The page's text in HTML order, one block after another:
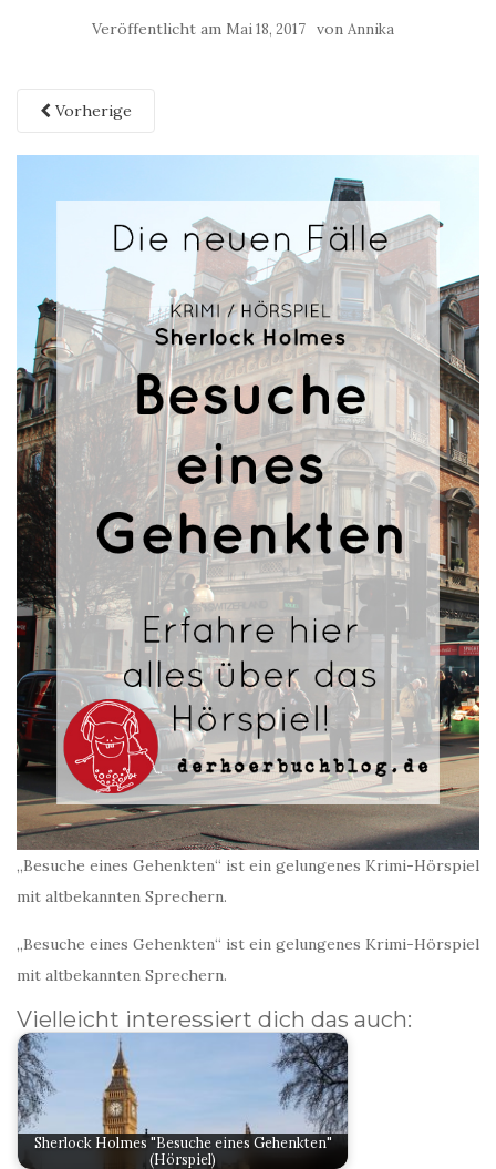
Veröffentlicht am Mai 18, 2017 von Annika
Vorherige
„Besuche eines Gehenkten“ ist ein gelungenes Krimi-Hörspiel
mit altbekannten Sprechern.
„Besuche eines Gehenkten“ ist ein gelungenes Krimi-Hörspiel
mit altbekannten Sprechern.
Vielleicht interessiert dich das auch:
Sherlock Holmes "Besuche eines Gehenkten"
(Hörspiel)